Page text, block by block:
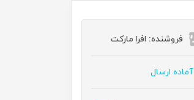
فروشنده: افرا مارکت
آماده ارسال